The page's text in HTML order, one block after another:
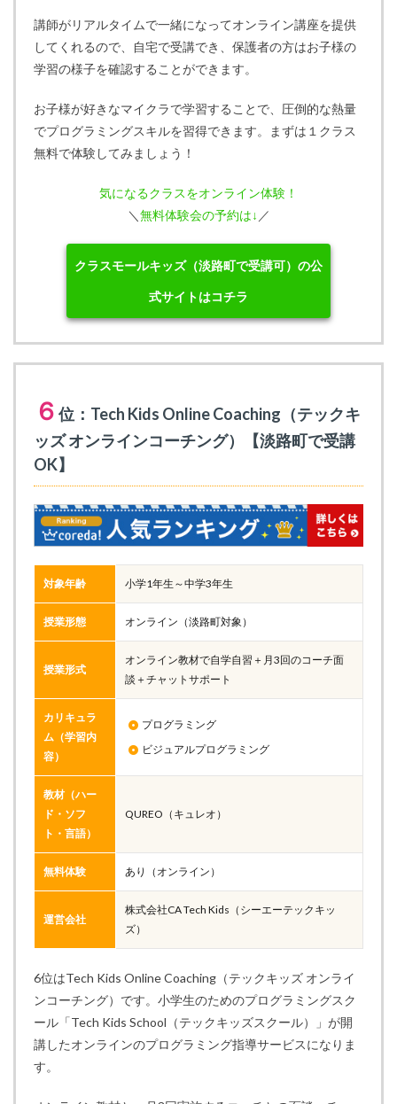
講師がリアルタイムで一緒になってオンライン講座を提供
してくれるので、自宅で受講でき、保護者の方はお子様の
学習の様子を確認することができます。
お子様が好きなマイクラで学習することで、圧倒的な熱量
でプログラミングスキルを習得できます。まずは１クラス
無料で体験してみましょう！
気になるクラスをオンライン体験！
＼ 無料体験会の予約は↓ ／
クラスモールキッズ（淡路町で受講可）の公
式サイトはコチラ
６ 位：Tech Kids Online Coaching（テックキ
ッズ オンラインコーチング）【淡路町で受講
OK】
対象年齢 小学1年生～中学3年生
授業形態 オンライン（淡路町対象）
授業形式
オンライン教材で自学自習＋月3回のコーチ面
談＋チャットサポート
カリキュラ
ム（学習内
容）
プログラミング
ビジュアルプログラミング
教材（ハー
ド・ソフ
ト・言語）
QUREO（キュレオ）
無料体験 あり（オンライン）
運営会社
株式会社CA Tech Kids（シーエーテックキッ
ズ）
6位はTech Kids Online Coaching（テックキッズ オンライ
ンコーチング）です。小学生のためのプログラミングスク
ール「Tech Kids School（テックキッズスクール）」が開
講したオンラインのプログラミング指導サービスになりま
す。